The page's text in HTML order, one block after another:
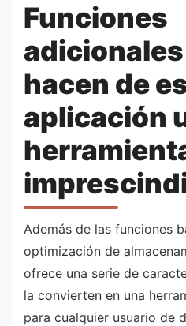
Funciones
hacen de
aplicación
Además de las funciones
optimización de
ofrece una serie de
la convierten en una
para cualquier usuario de